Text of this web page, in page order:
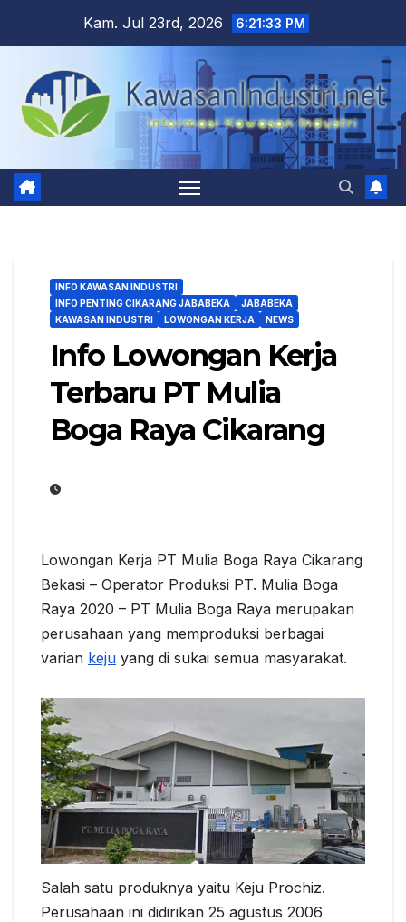
content
Kam. Jul 23rd, 2026 6:21:34 PM
INFO KAWASAN INDUSTRI
INFO PENTING CIKARANG JABABEKA
JABABEKA
KAWASAN INDUSTRI
LOWONGAN KERJA NEWS
Info Lowongan Kerja
Terbaru PT Mulia
Boga Raya Cikarang
Lowongan Kerja PT Mulia Boga Raya Cikarang
Bekasi – Operator Produksi PT. Mulia Boga
Raya 2020 – PT Mulia Boga Raya merupakan
perusahaan yang memproduksi berbagai
varian keju yang di sukai semua masyarakat.
Salah satu produknya yaitu Keju Prochiz.
Perusahaan ini didirikan 25 agustus 2006